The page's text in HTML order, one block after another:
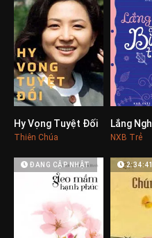
0
Hy Vọng Tuyệt Đối
Thiên Chúa NXB Trẻ
ĐANG CẬP NHẬT 2:34:41